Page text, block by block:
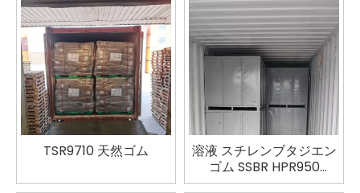
TSR9710 天然ゴム
溶液 スチレンブタジエン
ゴム SSBR HPR950
Eneos